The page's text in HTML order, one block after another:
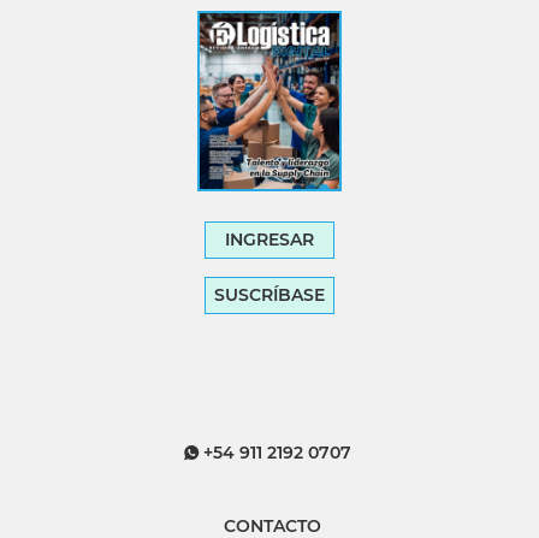
INGRESAR
SUSCRÍBASE
+54 911 2192 0707
CONTACTO